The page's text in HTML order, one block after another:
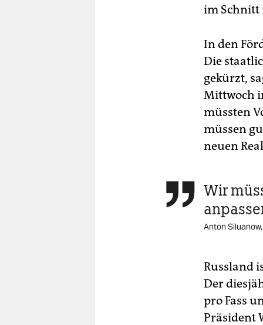
im Schnitt
In den
Die
gekürzt,
Mittwoch
müssten
müssen
neuen
 Wir
Anton
Russland
Der
pro Fass
Präsident